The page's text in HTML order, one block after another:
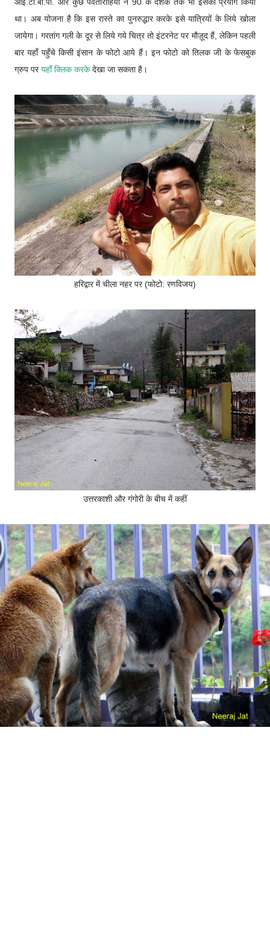
था। अब योजना है कि इस रास्ते का पुनरुद्धार करके इसे यात्रियों के लिये खोला
जायेगा। गरतांग गली के दूर से लिये गये चित्र तो इंटरनेट पर मौज़ूद हैं, लेकिन पहली
बार यहाँ पहुँचे किसी इंसान के फोटो आये हैं। इन फोटो को तिलक जी के फेसबुक
ग्रुप परयहाँ क्लिक करकेदेखा जा सकता है।
हरिद्वार में चीला नहर पर (फोटो: रणविजय)
उत्तरकाशी और गंगोरी के बीच में कहीं